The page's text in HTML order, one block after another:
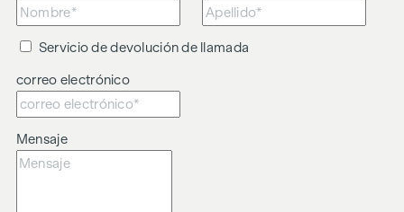
Servicio de devolución de llamada
correo electrónico
Mensaje